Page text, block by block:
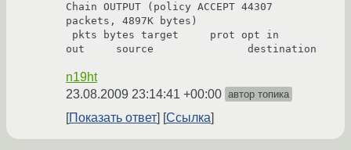
Chain OUTPUT (policy ACCEPT 44307
packets, 4897K bytes)
out     source               destination
n19ht
23.08.2009 23:14:41 +00:00 автор топика
Показать ответ Ссылка